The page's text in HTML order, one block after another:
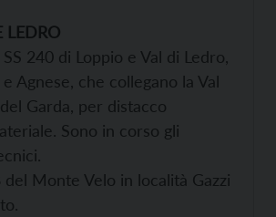
LEDRO
240 di Loppio e Val di Ledro,
Agnese, che collegano la Val
Garda, per distacco
Sono in corso gli
del Monte Velo in località Gazzi